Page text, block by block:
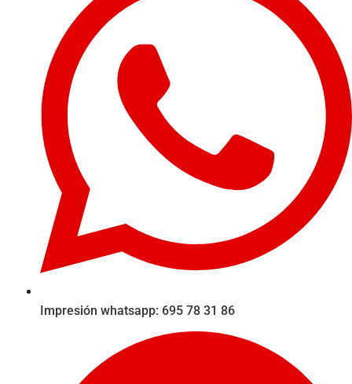
Impresión whatsapp: 695 78 31 86